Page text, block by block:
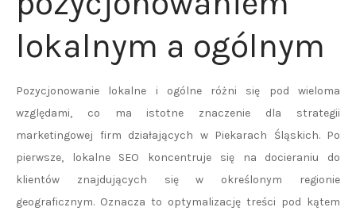
lokalnym a ogólnym
Pozycjonowanie lokalne i ogólne różni się pod wieloma
względami, co ma istotne znaczenie dla strategii
marketingowej firm działających w Piekarach Śląskich. Po
pierwsze, lokalne SEO koncentruje się na docieraniu do
klientów znajdujących się w określonym regionie
geograficznym. Oznacza to optymalizację treści pod kątem